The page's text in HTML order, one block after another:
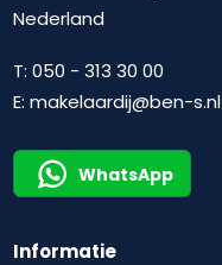
Nederland
T:050 - 313 30 00
E:makelaardij@ben-s.nl
WhatsApp
Informatie